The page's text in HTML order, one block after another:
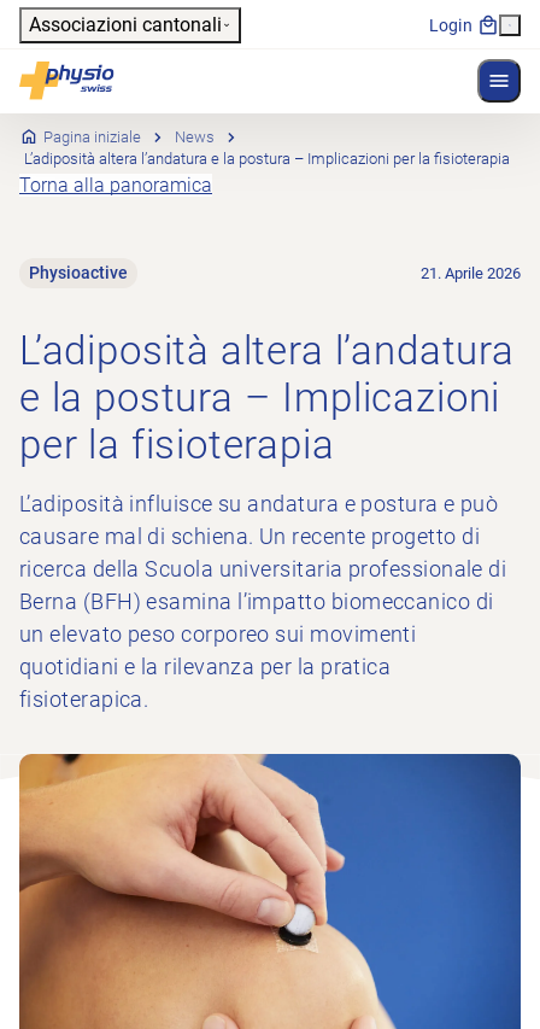
Header
Associazioni cantonali Login
Physioswiss
Navigazione principale
Pagina iniziale
News
L’adiposità altera l’andatura e la postura – Implicazioni per la fisioterapia
Torna alla panoramica
Physioactive 21. Aprile 2026
L’adiposità altera l’andatura
e la postura – Implicazioni
per la fisioterapia
L’adiposità influisce su andatura e postura e può
causare mal di schiena. Un recente progetto di
ricerca della Scuola universitaria professionale di
Berna (BFH) esamina l’impatto biomeccanico di
un elevato peso corporeo sui movimenti
quotidiani e la rilevanza per la pratica
fisioterapica.